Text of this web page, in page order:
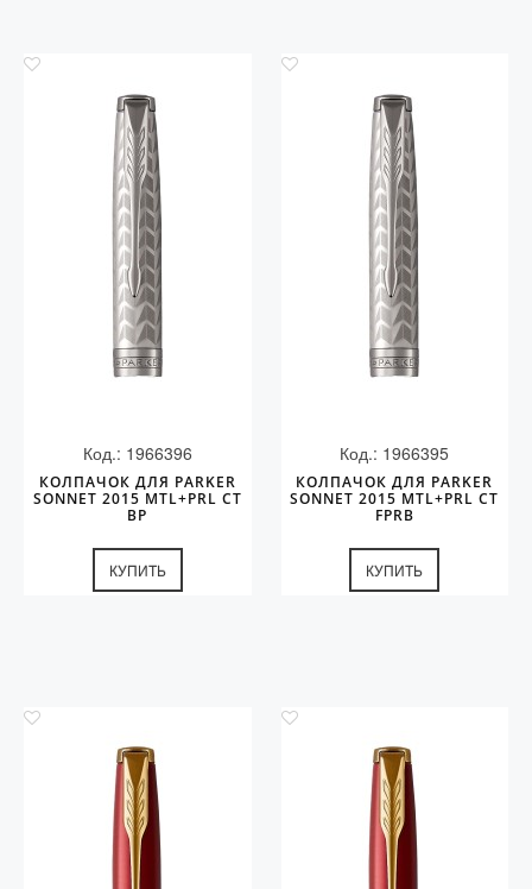
Код.: 1966396
КОЛПАЧОК ДЛЯ PARKER
SONNET 2015 MTL+PRL CT
BP
КУПИТЬ
Код.: 1966395
КОЛПАЧОК ДЛЯ PARKER
SONNET 2015 MTL+PRL CT
FPRB
КУПИТЬ